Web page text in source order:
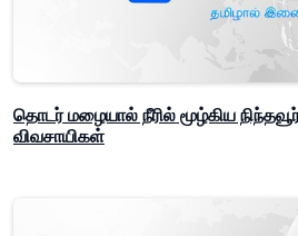
தொடர் மழையால் நீரில் மூழ்கிய
விவசாயிகள்